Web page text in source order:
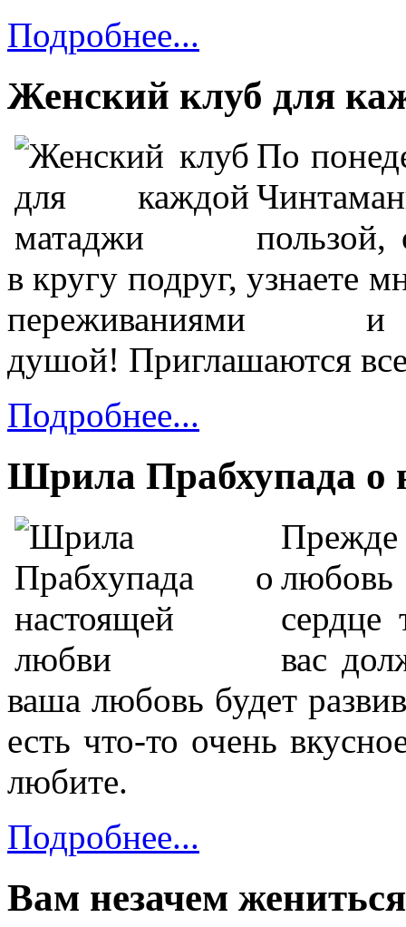
Подробнее...
Женский клуб для
По
в кругу подруг, узнаете
переживаниями
душой! Приглашаются
Подробнее...
Шрила Прабхупада о
любовь
сердце
вас
ваша любовь будет
есть что-то очень
любите.
Подробнее...
Вам незачем